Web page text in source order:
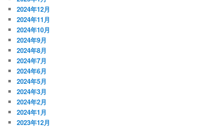
2024年12月
2024年11月
2024年10月
2024年9月
2024年8月
2024年7月
2024年6月
2024年5月
2024年3月
2024年2月
2024年1月
2023年12月